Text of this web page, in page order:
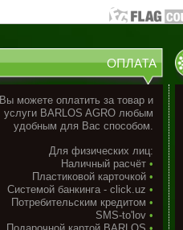
ОПЛАТА
Вы можете оплатить за товар и
услуги BARLOS AGRO любым
удобным для Вас способом.
Для физических лиц:
Наличный расчёт •
Пластиковой карточкой •
Системой банкинга - сlick.uz •
Потребительским кредитом •
SMS-to'lov •